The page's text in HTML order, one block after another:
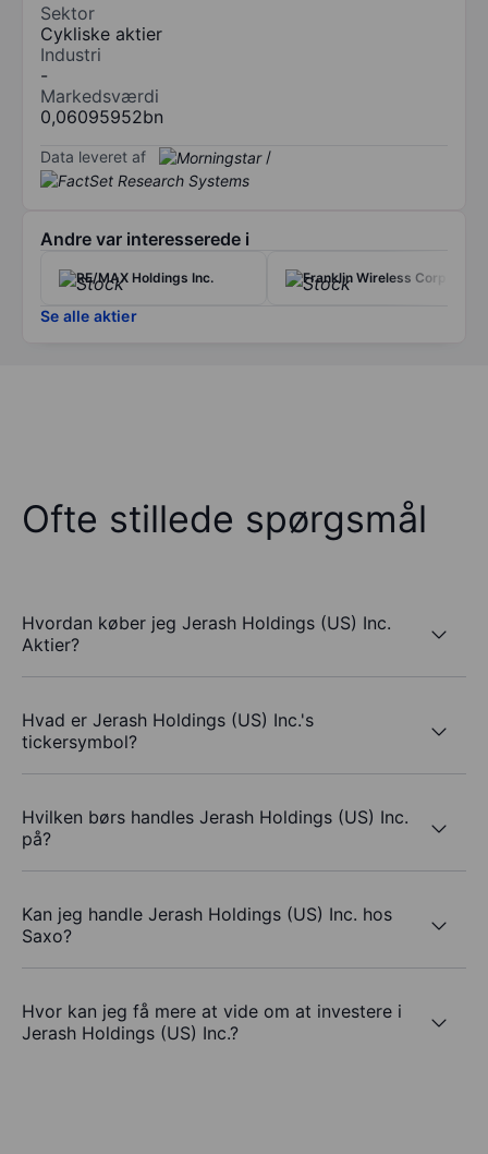
Sektor
Cykliske aktier
Industri
-
Markedsværdi
0,06095952bn
Data leveret af /
Andre var interesserede i
RE/MAX Holdings Inc. Franklin Wireless Corp
Se alle aktier
Ofte stillede spørgsmål
Hvordan køber jeg Jerash Holdings (US) Inc.
Aktier?
Hvad er Jerash Holdings (US) Inc.'s
tickersymbol?
Hvilken børs handles Jerash Holdings (US) Inc.
på?
Kan jeg handle Jerash Holdings (US) Inc. hos
Saxo?
Hvor kan jeg få mere at vide om at investere i
Jerash Holdings (US) Inc.?